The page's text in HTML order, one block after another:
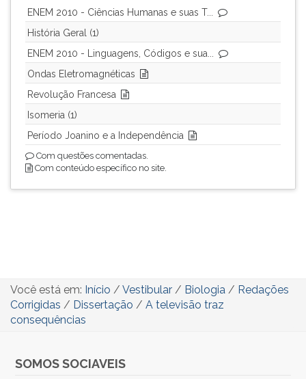
ENEM 2010 - Ciências Humanas e suas T...
História Geral (1)
ENEM 2010 - Linguagens, Códigos e sua...
Ondas Eletromagnéticas
Revolução Francesa
Isomeria (1)
Período Joanino e a Independência
Com questões comentadas.
Com conteúdo específico no site.
Você está em: Início / Vestibular / Biologia / Redações
Corrigidas / Dissertação / A televisão traz
consequências
SOMOS SOCIAVEIS